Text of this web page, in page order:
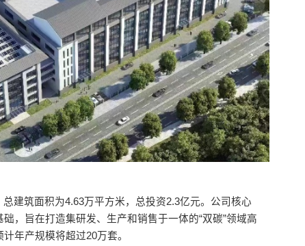
建筑面积为4.63万平方米，总投资2.3亿元。公司核心
，旨在打造集研发、生产和销售于一体的“双碳”领域高
年产规模将超过20万套。